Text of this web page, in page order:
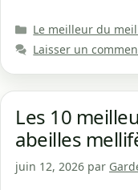
Catégories
Le meilleur du
Laisser un
Les 10
abeilles
juin 12, 2026 par